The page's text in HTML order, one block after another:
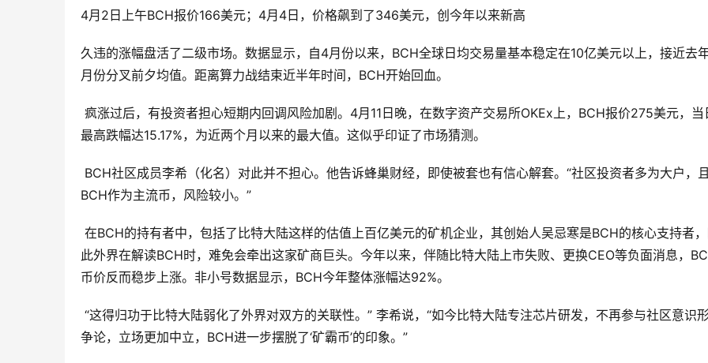
4月2日上午BCH报价166美元；4月4日，价格飙到了346美元，创今年以来新高
久违的涨幅盘活了二级市场。数据显示，自4月份以来，BCH全球日均交易量基本稳定在10亿美元以上，接近去
月份分叉前夕均值。距离算力战结束近半年时间，BCH开始回血。
疯涨过后，有投资者担心短期内回调风险加剧。4月11日晚，在数字资产交易所OKEx上，BCH报价275美元，当
最高跌幅达15.17%，为近两个月以来的最大值。这似乎印证了市场猜测。
BCH社区成员李希（化名）对此并不担心。他告诉蜂巢财经，即使被套也有信心解套。“社区投资者多为大户，
BCH作为主流币，风险较小。”
在BCH的持有者中，包括了比特大陆这样的估值上百亿美元的矿机企业，其创始人吴忌寒是BCH的核心支持者
此外界在解读BCH时，难免会牵出这家矿商巨头。今年以来，伴随比特大陆上市失败、更换CEO等负面消息，
币价反而稳步上涨。非小号数据显示，BCH今年整体涨幅达92%。
“这得归功于比特大陆弱化了外界对双方的关联性。” 李希说，“如今比特大陆专注芯片研发，不再参与社区意识
争论，立场更加中立，BCH进一步摆脱了‘矿霸币’的印象。”